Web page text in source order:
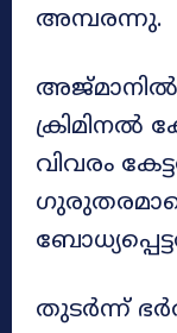
അമ്പരന്നു.
ക്രിമിനൽ
വിവരം
തുടർന്ന്